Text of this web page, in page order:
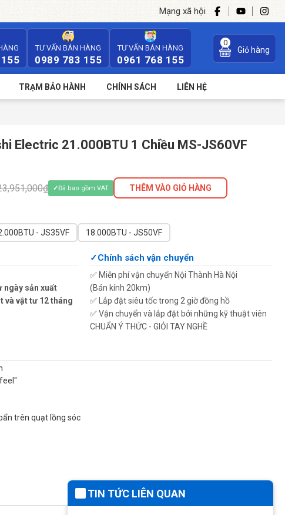
Mạng xã hội
TƯ VẤN BÁN HÀNG
0989 783 155
TƯ VẤN BÁN HÀNG
0961 768 155
0
Giỏ hàng
TRẠM BẢO HÀNH CHÍNH SÁCH LIÊN HỆ
Electric 21.000BTU 1 Chiều MS-JS60VF
Đã bao gồm VAT THÊM VÀO GIỎ HÀNG
- JS35VF 18.000BTU - JS50VF
ngày sản xuất
và vật tư 12 tháng
Chính sách vận chuyển
✅ Miễn phí vận chuyển Nội Thành Hà Nội
(Bán kính 20km)
✅ Lắp đặt siêu tốc trong 2 giờ đồng hồ
✅ Vận chuyển và lắp đặt bởi những kỹ thuật viên
CHUẨN Ý THỨC - GIỎI TAY NGHỀ
trên quạt lồng sóc
TIN TỨC LIÊN QUAN